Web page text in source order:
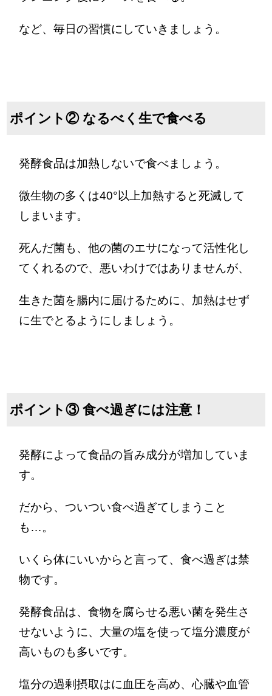
など、毎日の習慣にしていきましょう。
ポイント② なるべく生で食べる
発酵食品は加熱しないで食べましょう。
微生物の多くは40°以上加熱すると死滅して
しまいます。
死んだ菌も、他の菌のエサになって活性化し
てくれるので、悪いわけではありませんが、
生きた菌を腸内に届けるために、加熱はせず
に生でとるようにしましょう。
ポイント③ 食べ過ぎには注意！
発酵によって食品の旨み成分が増加していま
す。
だから、ついつい食べ過ぎてしまうこと
も…。
いくら体にいいからと言って、食べ過ぎは禁
物です。
発酵食品は、食物を腐らせる悪い菌を発生さ
せないように、大量の塩を使って塩分濃度が
高いものも多いです。
塩分の過剰摂取はに血圧を高め、心臓や血管